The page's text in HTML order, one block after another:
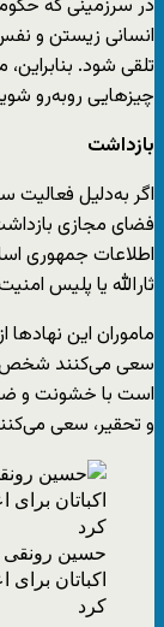
در سرزمینی که
انسانی زیستن و
تلقی شود.
چیزهایی روبه‌رو
بازداشت
اگر به‌دلیل فعالیت
فضای مجازی
اطلاعات جمهوری
ثارالله یا پلیس
ماموران این
سعی می‌کنند شخص
است با خشونت و
و تحقیر، سعی
حسین رونقی
اکباتان
کرد